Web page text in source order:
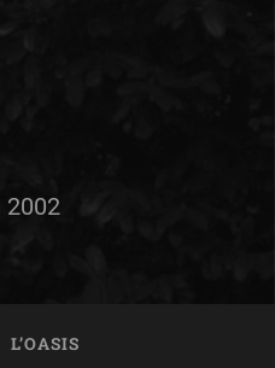
2002
L’OASIS